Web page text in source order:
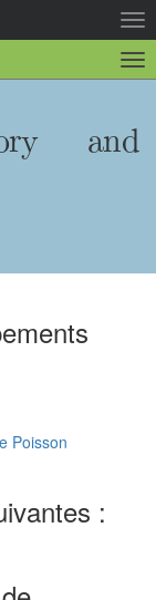
la
la
and
Poisson
: